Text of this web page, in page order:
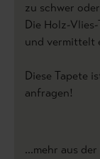
zu schwer
Die Holz-
und vermittelt
Diese Tapete
anfragen!
...mehr aus der